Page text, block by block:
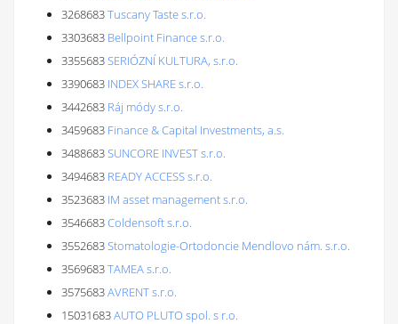
3268683Tuscany Taste s.r.o.
3303683 Bellpoint Finance s.r.o.
3355683SERIÓZNÍ KULTURA, s.r.o.
3390683 INDEX SHARE s.r.o.
3442683 Ráj módy s.r.o.
3459683 Finance & Capital Investments, a.s.
3488683SUNCORE INVEST s.r.o.
3494683 READY ACCESS s.r.o.
3523683 IM asset management s.r.o.
3546683Coldensoft s.r.o.
3552683Stomatologie-Ortodoncie Mendlovo nám. s.r.o.
3569683TAMEA s.r.o.
3575683AVRENT s.r.o.
15031683AUTO PLUTO spol. s r.o.